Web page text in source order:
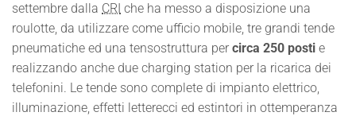
settembre dalla CRI che ha messo a disposizione una
roulotte, da utilizzare come ufficio mobile, tre grandi tende
pneumatiche ed una tensostruttura per circa 250 posti e
realizzando anche due charging station per la ricarica dei
telefonini. Le tende sono complete di impianto elettrico,
illuminazione, effetti letterecci ed estintori in ottemperanza